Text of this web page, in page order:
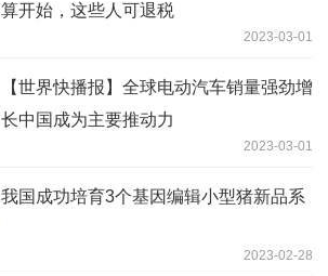
算开始，这些人可退税
2023-03-01
【世界快播报】全球电动汽车销量强劲增
长中国成为主要推动力
2023-03-01
我国成功培育3个基因编辑小型猪新品系
2023-02-28